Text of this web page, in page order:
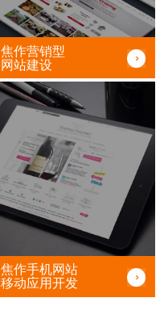
焦作营销型
网站建设
焦作手机网站
移动应用开发